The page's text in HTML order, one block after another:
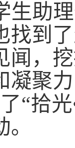
生助
找到
闻，
凝聚
“拾光